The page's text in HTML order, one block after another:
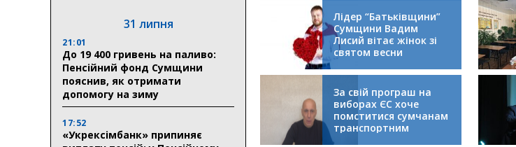
31 липня
21:01
До 19 400 гривень на паливо:
Пенсійний фонд Сумщини
пояснив, як отримати
допомогу на зиму
17:52
«Укрексімбанк» припиняє
Лідер “Батьківщини”
Сумщини Вадим
Лисий вітає жінок зі
святом весни
За свій програш на
виборах ЄС хоче
помститися сумчанам
транспортним
колапсом